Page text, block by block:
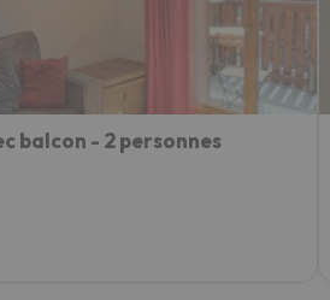
balcon - 2 personnes